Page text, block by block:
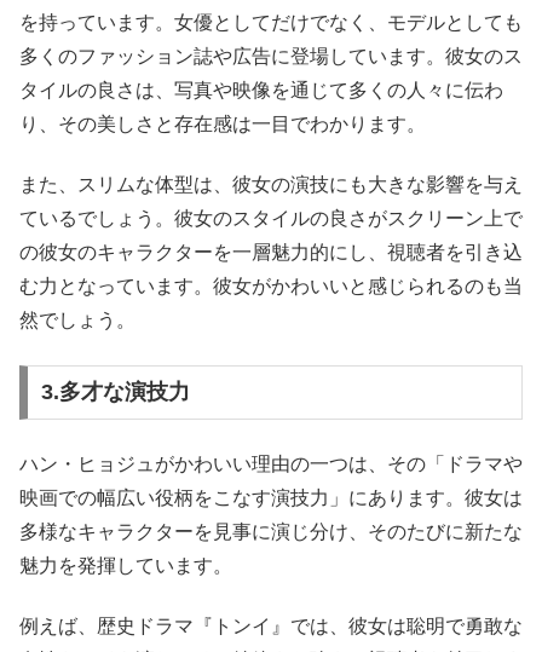
を持っています。女優としてだけでなく、モデルとしても
多くのファッション誌や広告に登場しています。彼女のス
タイルの良さは、写真や映像を通じて多くの人々に伝わ
り、その美しさと存在感は一目でわかります。
また、スリムな体型は、彼女の演技にも大きな影響を与え
ているでしょう。彼女のスタイルの良さがスクリーン上で
の彼女のキャラクターを一層魅力的にし、視聴者を引き込
む力となっています。彼女がかわいいと感じられるのも当
然でしょう。
3.多才な演技力
ハン・ヒョジュがかわいい理由の一つは、その「ドラマや
映画での幅広い役柄をこなす演技力」にあります。彼女は
多様なキャラクターを見事に演じ分け、そのたびに新たな
魅力を発揮しています。
例えば、歴史ドラマ『トンイ』では、彼女は聡明で勇敢な